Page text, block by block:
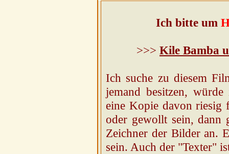
Ich bitte um
>>> Kile Bamba
Ich suche zu diesem
jemand besitzen,
eine Kopie davon riesig
oder gewollt sein, dann
Zeichner der Bilder an.
sein. Auch der "Texter"